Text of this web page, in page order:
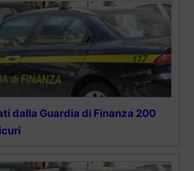
dalla Guardia di Finanza 200